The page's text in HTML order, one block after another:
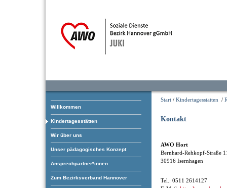
Willkommen
Kindertagesstätten
Wir über uns
Unser pädagogisches Konzept
Ansprechpartner*innen
Zum Bezirksverband Hannover
Start / Kindertagesstätten /
Kontakt
AWO Hort
Bernhard-Rehkopf-Straße
30916 Isernhagen
Tel.: 0511 2614127